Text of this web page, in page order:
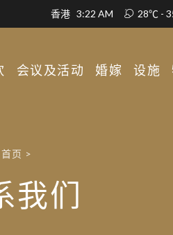
香港 3:22 AM 28℃ -
会议及活动 婚嫁 设施
首页 >
我们